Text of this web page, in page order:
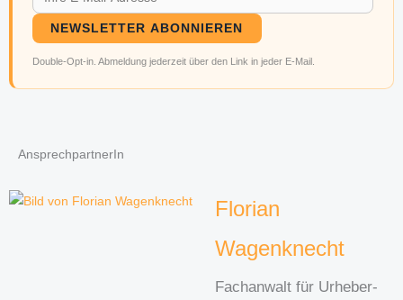
NEWSLETTER ABONNIEREN
Double-Opt-in. Abmeldung jederzeit über den Link in jeder E-Mail.
AnsprechpartnerIn
Florian
Wagenknecht
Fachanwalt für Urheber-